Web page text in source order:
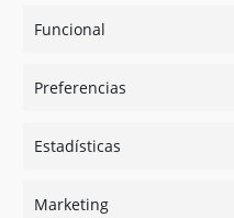
Funcional
Preferencias
Estadísticas
Marketing
Guías
Redes sociales
Instagram
Linked in